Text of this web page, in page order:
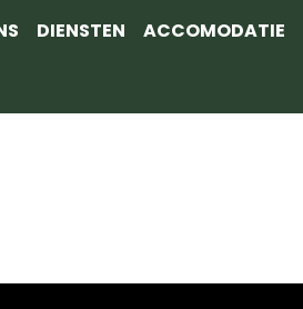
DIENSTEN ACCOMODATIE